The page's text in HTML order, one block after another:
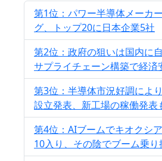
第1位：パワー半導体メーカ
グ、トップ20に日本企業5社
第2位：政府の狙いは国内に
サプライチェーン構築で経済
第3位：半導体市況好調によ
設立発表、新工場の稼働発表
第4位：AIブームでキオクシ
10入り、その陰でブーム乗